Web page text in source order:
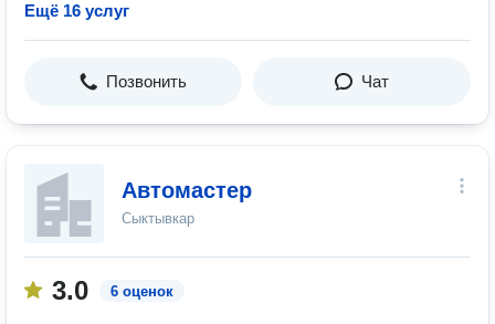
Ещё 16 услуг
Позвонить Чат
Автомастер
Сыктывкар
3.0 6 оценок